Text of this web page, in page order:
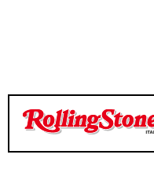
TEMPO DI LETTURA 3
TEMPO DI LETTURA 3